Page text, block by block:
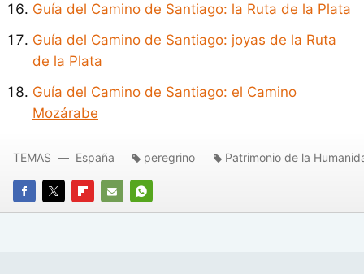
Guía del Camino de Santiago: la Ruta de la Plata
Guía del Camino de Santiago: joyas de la Ruta
de la Plata
Guía del Camino de Santiago: el Camino
Mozárabe
FACEBOOK
TWITTERFLIPBOARD
E-
WHATSAPP
TEMAS España peregrino Patrimonio de la